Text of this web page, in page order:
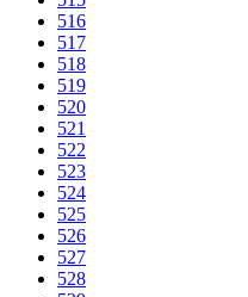
516
517
518
519
520
521
522
523
524
525
526
527
528